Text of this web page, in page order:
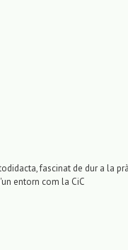
fascinat de dur a la
entorn com la CiC